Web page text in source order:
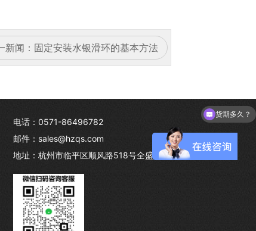
新闻： 固定安装水银滑环的基本方法
电话：0571-86496782
邮件：sales@hzqs.com
地址：杭州市临平区顺风路518号全盛产业园
货期多久？